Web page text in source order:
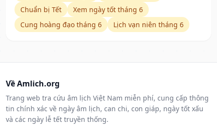
Chuẩn bị Tết
Xem ngày tốt tháng 6
Cung hoàng đạo tháng 6
Lịch vạn niên tháng 6
Về Amlich.org
Trang web tra cứu âm lịch Việt Nam miễn phí, cung cấp thông
tin chính xác về ngày âm lịch, can chi, con giáp, ngày tốt xấu
và các ngày lễ tết truyền thống.